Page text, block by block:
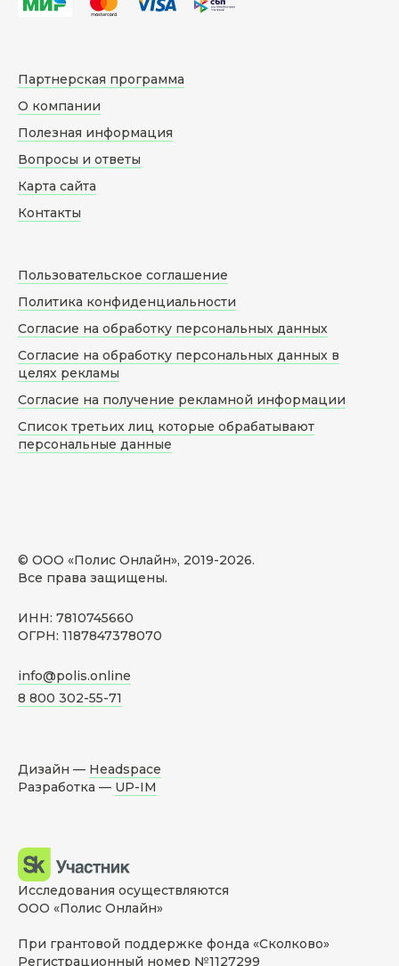
© ООО «Полис Онлайн», 2019-2026.
Все права защищены.
ИНН: 7810745660
ОГРН: 1187847378070
info@polis.online
8 800 302-55-71
Партнерская программа
О компании
Полезная информация
Вопросы и ответы
Карта сайта
Контакты
Пользовательское соглашение
Политика конфиденциальности
Согласие на обработку персональных данных
Согласие на обработку персональных данных в
целях рекламы
Согласие на получение рекламной информации
Список третьих лиц которые обрабатывают
персональные данные
Дизайн — Headspace
Разработка — UP-IM
Исследования осуществляются
ООО «Полис Онлайн»
При грантовой поддержке фонда «Сколково»
Регистрационный номер №1127299